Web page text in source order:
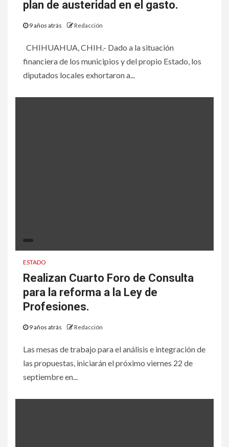
plan de austeridad en el gasto.
9 años atrás Redacción
CHIHUAHUA, CHIH.- Dado a la situación
financiera de los municipios y del propio Estado, los
diputados locales exhortaron a...
ESTADO
Realizan Cuarto Foro de Consulta
para la reforma a la Ley de
Profesiones.
9 años atrás Redacción
Las mesas de trabajo para el análisis e integración de
las propuestas, iniciarán el próximo viernes 22 de
septiembre en...